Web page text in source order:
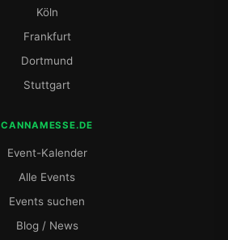
Köln
Frankfurt
Dortmund
Stuttgart
CANNAMESSE.DE
Event-Kalender
Alle Events
Events suchen
Blog / News